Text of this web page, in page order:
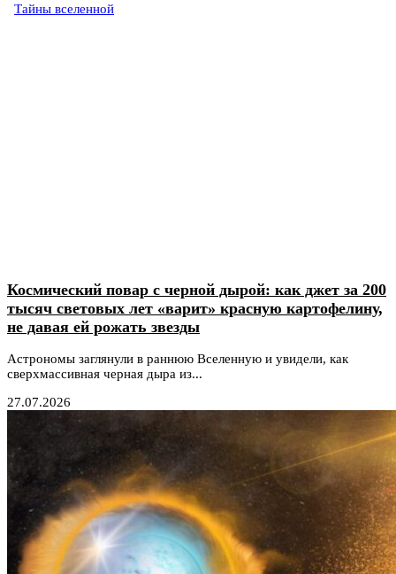
Тайны вселенной
Космический повар с черной дырой: как джет за 200
тысяч световых лет «варит» красную картофелину,
не давая ей рожать звезды
Астрономы заглянули в раннюю Вселенную и увидели, как
сверхмассивная черная дыра из...
27.07.2026